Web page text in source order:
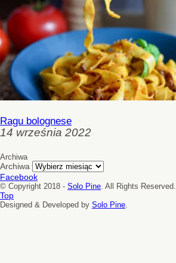
Ragu bolognese
14 września 2022
Archiwa
Archiwa
Facebook
© Copyright 2018 - Solo Pine. All Rights Reserved.
Top
Designed & Developed by Solo Pine.